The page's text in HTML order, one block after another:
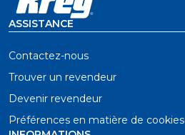
ASSISTANCE
Contactez-nous
Trouver un revendeur
Devenir revendeur
Préférences en matière de cookies